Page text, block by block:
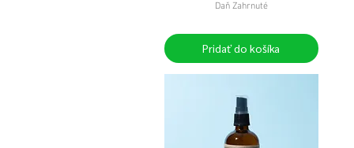
Daň Zahrnuté
Pridať do košíka